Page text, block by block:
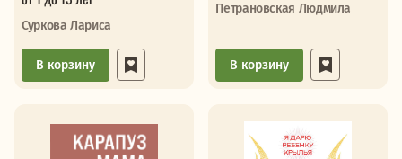
Суркова Лариса
В корзину
Петрановская Людмила
В корзину